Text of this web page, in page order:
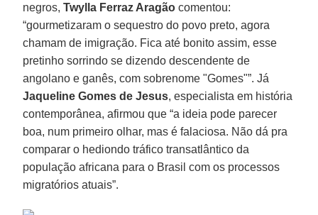
negros,Twylla Ferraz Aragão comentou:
“gourmetizaram o sequestro do povo preto, agora
chamam de imigração. Fica até bonito assim, esse
pretinho sorrindo se dizendo descendente de
angolano e ganês, com sobrenome "Gomes"”. Já
Jaqueline Gomes de Jesus, especialista em história
contemporânea, afirmou que “a ideia pode parecer
boa, num primeiro olhar, mas é falaciosa. Não dá pra
comparar o hediondo tráfico transatlântico da
população africana para o Brasil com os processos
migratórios atuais”.